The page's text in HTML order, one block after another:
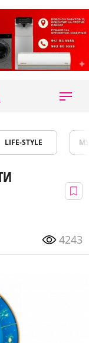
LIFE-STYLE
4243